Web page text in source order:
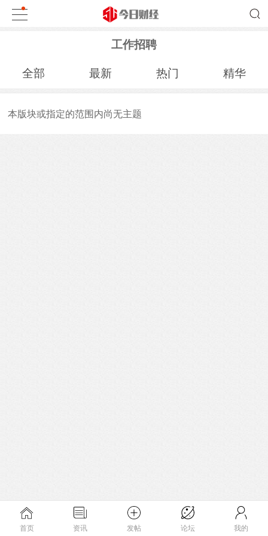
工作招聘
全部 最新 热门 精华
本版块或指定的范围内尚无主题
首页 资讯 发帖 论坛 我的